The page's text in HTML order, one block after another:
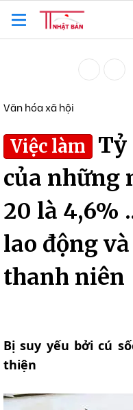
Văn hóa xã hội
Việc làm
Tỷ
của những
20 là 4,6%
lao động
thanh niên
Bị suy yếu bởi cú
thiện